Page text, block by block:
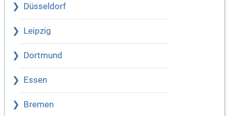
Düsseldorf
Leipzig
Dortmund
Essen
Bremen